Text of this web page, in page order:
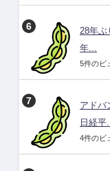
28年ぶ
年...
5件のビ
アドバ
日経平
4件のビ